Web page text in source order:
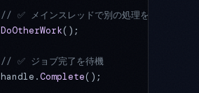
✅ メインスレッドで別の処理を実行
();
✅ ジョブ完了を待機
Complete();